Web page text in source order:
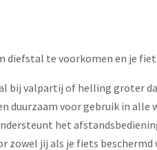
diefstal te voorkomen en je
bij valpartij of helling groter
voor gebruik in alle
het
zowel jij als je fiets beschermd